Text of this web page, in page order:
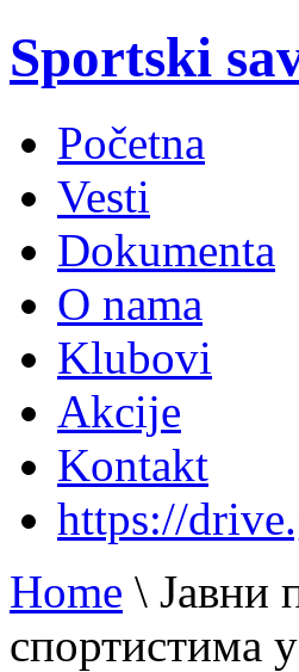
Sportski
Početna
Vesti
Dokumenta
O nama
Klubovi
Akcije
Kontakt
https://
Home \ Јавни
спортистима